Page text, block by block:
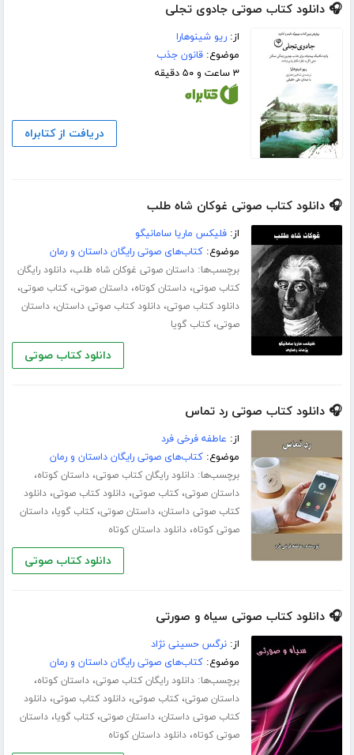
🎧 دانلود کتاب صوتی جادوی تجلی
از:ریو شینوهارا
موضوع:قانون جذب
۳ ساعت و ۵۰ دقیقه
دریافت از کتابراه
🎧 دانلود کتاب صوتی غوکان شاه طلب
از:فلیکس ماریا سامانیگو
موضوع:کتاب‌های صوتی رایگان داستان و رمان
برچسب‌ها:داستان صوتی غوکان شاه طلب،دانلود رایگان
کتاب صوتی،داستان کوتاه،داستان صوتی،کتاب صوتی،
دانلود کتاب صوتی،دانلود کتاب صوتی داستان،داستان
صوتی،کتاب گویا
دانلود کتاب صوتی
🎧 دانلود کتاب صوتی رد تماس
از: عاطفه فرخی فرد
موضوع:کتاب‌های صوتی رایگان داستان و رمان
برچسب‌ها:دانلود رایگان کتاب صوتی،داستان کوتاه،
داستان صوتی،کتاب صوتی،دانلود کتاب صوتی،دانلود
کتاب صوتی داستان،داستان صوتی،کتاب گویا،داستان
صوتی کوتاه،دانلود داستان کوتاه
دانلود کتاب صوتی
🎧 دانلود کتاب صوتی سیاه و صورتی
از:نرگس حسینی نژاد
موضوع:کتاب‌های صوتی رایگان داستان و رمان
برچسب‌ها:دانلود رایگان کتاب صوتی،داستان کوتاه،
داستان صوتی،کتاب صوتی،دانلود کتاب صوتی،دانلود
کتاب صوتی داستان،داستان صوتی،کتاب گویا،داستان
صوتی کوتاه،دانلود داستان کوتاه